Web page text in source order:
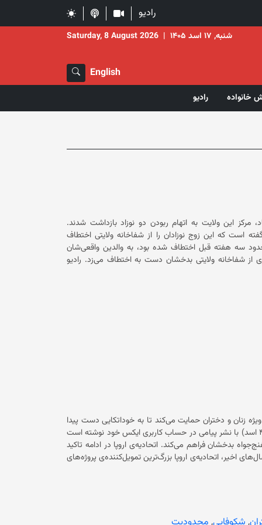
رادیو
شنبه, ۱۷ اسد ۱۴۰۵ |
Saturday, 8 August 2026
English
خانواده رادیو
این ولایت به اتهام ربودن دو نوزاد بازداشت شدند.
است که این زوج نوزادان را از شفاخانه ولایتی اختطاف
حدود سه هفته قبل اختطاف شده بود، به والدین واقعی‌شان
بازگردانده شده‌اند. او افزوده است که زن متهم این پرونده، با لباس پرستاری از شفاخانه ولایتی بدخشان دست به اختطاف می‌زد. رادیو
نوزادش را از نزد او بیرون برد و دیگر برنگرداند.
زنان و دختران حمایت می‌کند تا به خوداتکایی دست پیدا
کنند و کیفیت زندگی‌شان بهبود یابد. این نهاد پس از چاشت امروز (یک‌شنبه، ۴ اسد) با نشر پیامی در حساب کاربری ایکس خود نوشته است
که فرصت‌های بیشتری را برای رشد جوانان و زنان در ولسوالی‌های بهارک و ارغنج‌جواه بدخشان فراهم می‌کند. اتحادیه‌ی اروپا در ادامه تاکید
می‌آموزیم، مشارکت می‌کنیم و نتیجه می‌آفرینیم.» در سال‌های اخیر، اتحادیه‌ی اروپا بزرگ‌ترین تمویل‌کننده‌ی پروژه‌های
آموزش و ‏تحصیل محروم کرده است. همچنان در آخرین